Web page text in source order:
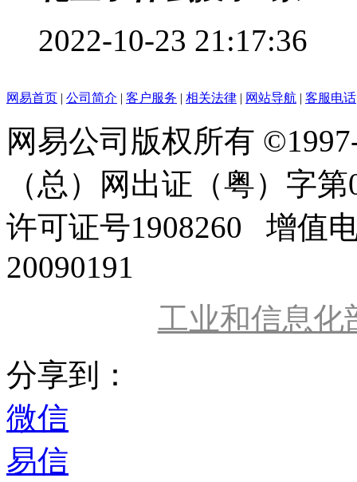
2022-10-23 21:17:36
网易首页 | 公司简介 | 客户服务 | 相关法律 | 网站导航 | 客服电话
网易公司版权所有
（总）网出证（粤）字
许可证号1908260 增值
20090191
工业和信息化
分享到：
微信
易信